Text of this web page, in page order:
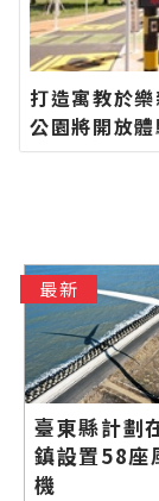
打造寓教於
公園將開放
網站各類新
最新
臺東縣計劃
鎮設置58座
機